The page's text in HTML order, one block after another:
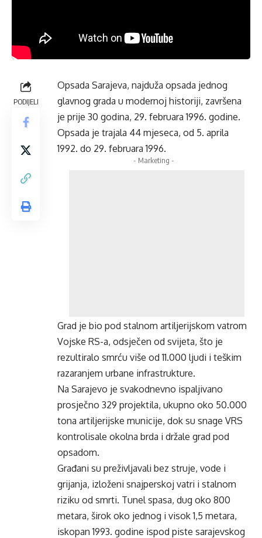
PODIJELI
Opsada Sarajeva, najduža opsada jednog
glavnog grada u modernoj historiji, završena
je prije 30 godina, 29. februara 1996. godine.
Opsada je trajala 44 mjeseca, od 5. aprila
1992. do 29. februara 1996.
- Marketing -
Grad je bio pod stalnom artiljerijskom vatrom
Vojske RS-a, odsječen od svijeta, što je
rezultiralo smrću više od 11.000 ljudi i teškim
razaranjem urbane infrastrukture.
Na Sarajevo je svakodnevno ispaljivano
prosječno 329 projektila, ukupno oko 50.000
tona artiljerijske municije, dok su snage VRS
kontrolisale okolna brda i držale grad pod
opsadom.
Građani su preživljavali bez struje, vode i
grijanja, izloženi snajperskoj vatri i stalnom
riziku od smrti. Tunel spasa, dug oko 800
metara, širok oko jednog i visok 1,5 metara,
iskopan 1993. godine ispod piste sarajevskog